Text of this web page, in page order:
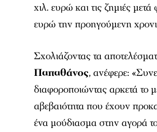
χιλ. ευρώ και τις ζημιές
ευρώ την προηγούμενη
Σχολιάζοντας τα
Παπαθάνος, ανέφερε:
διαφοροποιώντας αρκετά
αβεβαιότητα που έχουν
ένα μούδιασμα στην αγορά